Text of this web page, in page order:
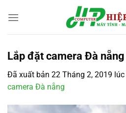
đến
Lắp đặt camera Đà nẵng
Đã xuất bản 22 Tháng 2, 2019 lúc
camera Đà nẵng